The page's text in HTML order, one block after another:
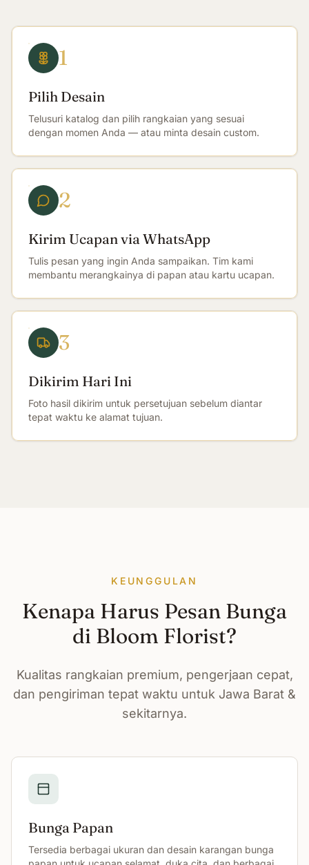
1
Pilih Desain
Telusuri katalog dan pilih rangkaian yang sesuai
dengan momen Anda — atau minta desain custom.
2
Kirim Ucapan via WhatsApp
Tulis pesan yang ingin Anda sampaikan. Tim kami
membantu merangkainya di papan atau kartu ucapan.
3
Dikirim Hari Ini
Foto hasil dikirim untuk persetujuan sebelum diantar
tepat waktu ke alamat tujuan.
KEUNGGULAN
Kenapa Harus Pesan Bunga
di Bloom Florist?
Kualitas rangkaian premium, pengerjaan cepat,
dan pengiriman tepat waktu untuk Jawa Barat &
sekitarnya.
Bunga Papan
Tersedia berbagai ukuran dan desain karangan bunga